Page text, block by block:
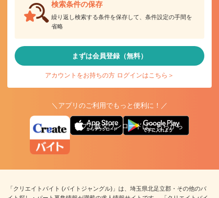
検索条件の保存
繰り返し検索する条件を保存して、条件設定の手間を
省略
まずは会員登録（無料）
アカウントをお持ちの方 ログインはこちら＞
＼アプリのご利用でもっと便利に！／
アプリ版ダウンロードはこちらから
「クリエイトバイト (バイトジャングル)」は、埼玉県北足立郡・その他のバ